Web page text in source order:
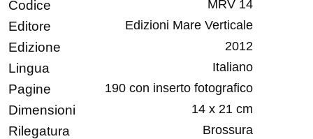
Codice MRV 14
Editore Edizioni Mare Verticale
Edizione 2012
Lingua Italiano
Pagine 190 con inserto fotografico
Dimensioni 14 x 21 cm
Rilegatura Brossura